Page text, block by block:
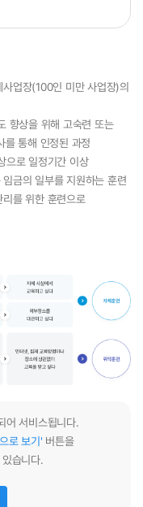
업장(100인 미만 사업장)의
향상을 위해 고숙련 또는
통해 인정된 과정
으로 일정기간 이상
금의 일부를 지원하는 훈련
를 위한 훈련으로
어 서비스됩니다.
로 보기' 버튼을
습니다.